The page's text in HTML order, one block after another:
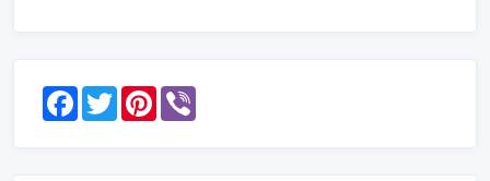
F
T
w
P